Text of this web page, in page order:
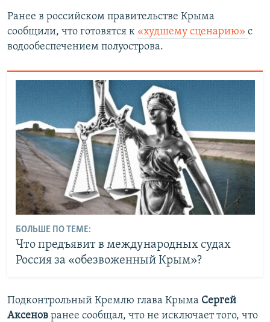
Ранее в российском правительстве Крыма
сообщили, что готовятся к «худшему сценарию» с
водообеспечением полуострова.
БОЛЬШЕ ПО ТЕМЕ:
Что предъявит в международных судах
Россия за «обезвоженный Крым»?
Подконтрольный Кремлю глава Крыма Сергей
Аксенов ранее сообщал, что не исключает того, что